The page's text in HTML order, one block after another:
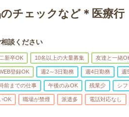
チェックなど＊医療行
談ください
新卒OK 10名以上の大量募集 友達と一緒
登録OK 週2～3日勤務 週4日勤務 週
前までの仕事 午後のみOK 残業少 シフ
OK 職場が禁煙 派遣多 電話対応なし